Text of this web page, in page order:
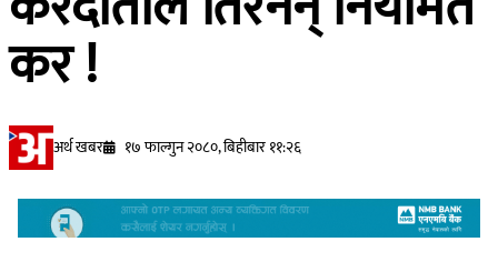
कर !
अर्थ खबर १७ फाल्गुन २०८०, बिहीबार ११:२६